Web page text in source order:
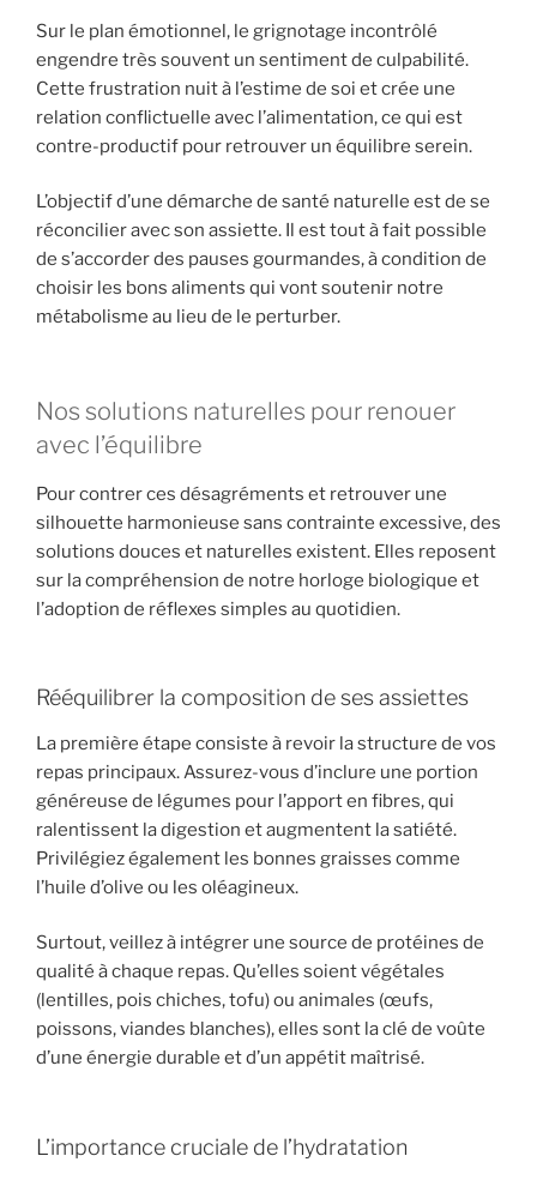
Sur le plan émotionnel, le grignotage incontrôlé
engendre très souvent un sentiment de culpabilité.
Cette frustration nuit à l’estime de soi et crée une
relation conflictuelle avec l’alimentation, ce qui est
contre-productif pour retrouver un équilibre serein.
L’objectif d’une démarche de santé naturelle est de se
réconcilier avec son assiette. Il est tout à fait possible
de s’accorder des pauses gourmandes, à condition de
choisir les bons aliments qui vont soutenir notre
métabolisme au lieu de le perturber.
Nos solutions naturelles pour renouer
avec l’équilibre
Pour contrer ces désagréments et retrouver une
silhouette harmonieuse sans contrainte excessive, des
solutions douces et naturelles existent. Elles reposent
sur la compréhension de notre horloge biologique et
l’adoption de réflexes simples au quotidien.
Rééquilibrer la composition de ses assiettes
La première étape consiste à revoir la structure de vos
repas principaux. Assurez-vous d’inclure une portion
généreuse de légumes pour l’apport en fibres, qui
ralentissent la digestion et augmentent la satiété.
Privilégiez également les bonnes graisses comme
l’huile d’olive ou les oléagineux.
Surtout, veillez à intégrer une source de protéines de
qualité à chaque repas. Qu’elles soient végétales
(lentilles, pois chiches, tofu) ou animales (œufs,
poissons, viandes blanches), elles sont la clé de voûte
d’une énergie durable et d’un appétit maîtrisé.
L’importance cruciale de l’hydratation